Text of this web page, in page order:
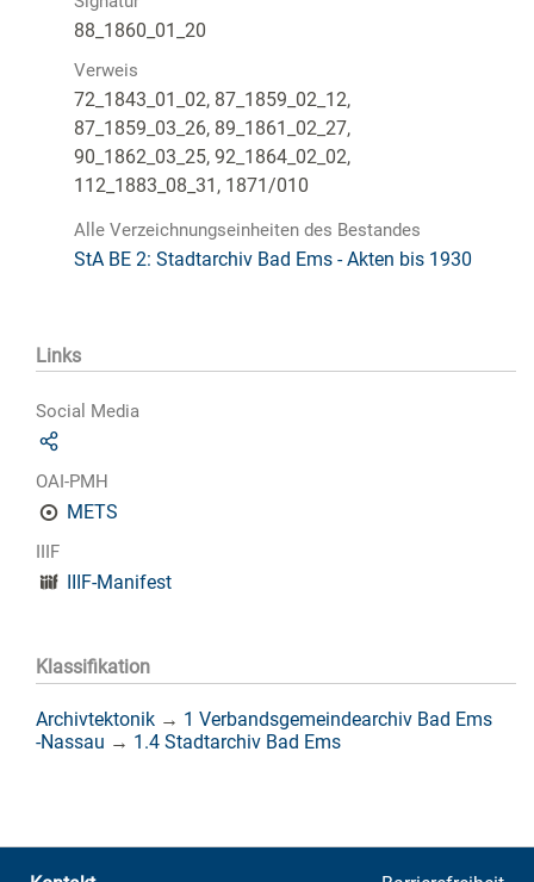
88_1860_01_20
Verweis
72_1843_01_02, 87_1859_02_12,
87_1859_03_26, 89_1861_02_27,
90_1862_03_25, 92_1864_02_02,
112_1883_08_31, 1871/010
Alle Verzeichnungseinheiten des Bestandes
StA BE 2: Stadtarchiv Bad Ems - Akten bis 1930
Links
Social Media
OAI-PMH
METS
IIIF
IIIF-Manifest
Klassifikation
Archivtektonik → 1 Verbandsgemeindearchiv Bad Ems
-Nassau → 1.4 Stadtarchiv Bad Ems